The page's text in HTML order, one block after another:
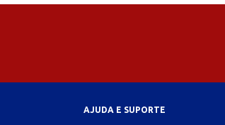
AJUDA E SUPORTE